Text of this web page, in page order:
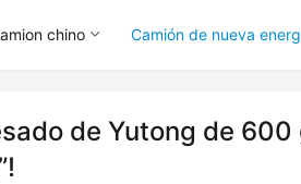
chino Camión de nueva
de Yutong de